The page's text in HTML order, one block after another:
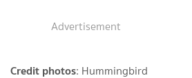
Advertisement
Credit photos: Hummingbird